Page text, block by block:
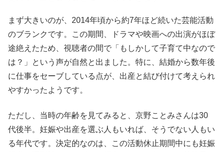
まず大きいのが、2014年頃から約7年ほど続いた芸能活動
のブランクです。この期間、ドラマや映画への出演がほぼ
途絶えたため、視聴者の間で「もしかして子育て中なので
は？」という声が自然と出ました。特に、結婚から数年後
に仕事をセーブしている点が、出産と結び付けて考えられ
やすかったようです。
ただし、当時の年齢を見てみると、京野ことみさんは30
代後半。妊娠や出産を選ぶ人もいれば、そうでない人もい
る年代です。決定的なのは、この活動休止期間中にも妊娠